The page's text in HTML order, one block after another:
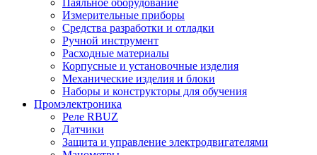
Паяльное оборудование
Измерительные приборы
Средства разработки и отладки
Ручной инструмент
Расходные материалы
Корпусные и установочные изделия
Механические изделия и блоки
Наборы и конструкторы для обучения
Промэлектроника
Реле RBUZ
Датчики
Защита и управление электродвигателями